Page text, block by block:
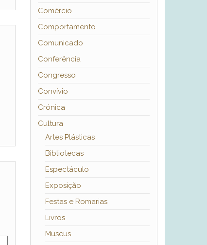
Comércio
Comportamento
Comunicado
Conferência
Congresso
Convívio
Crónica
Cultura
Artes Plásticas
Bibliotecas
Espectáculo
Exposição
Festas e Romarias
Livros
Museus